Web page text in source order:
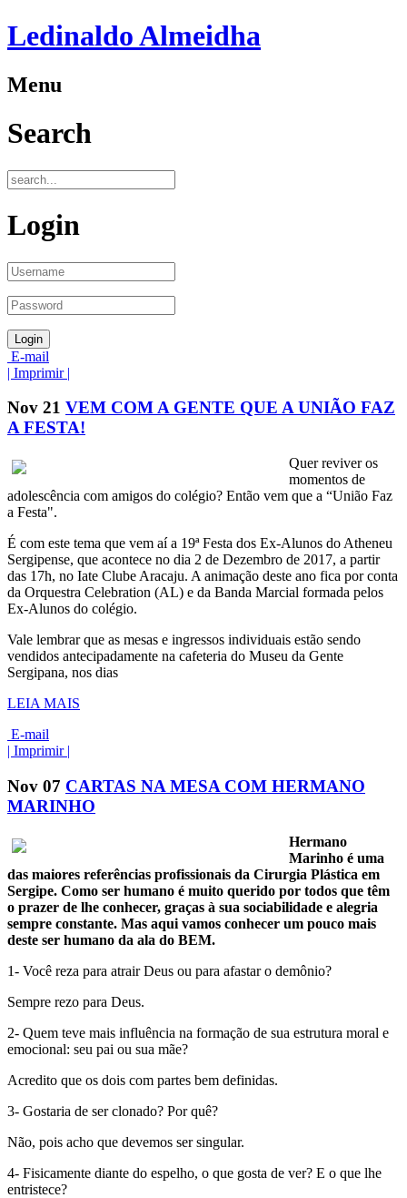
Ledinaldo Almeidha
Menu
Search
Login
E-mail
| Imprimir |
Nov 21 VEM COM A GENTE QUE A UNIÃO FAZ
A FESTA!
Quer reviver os
momentos de
adolescência com amigos do colégio? Então vem que a “União Faz
a Festa".
É com este tema que vem aí a 19ª Festa dos Ex-Alunos do Atheneu
Sergipense, que acontece no dia 2 de Dezembro de 2017, a partir
das 17h, no Iate Clube Aracaju. A animação deste ano fica por conta
da Orquestra Celebration (AL) e da Banda Marcial formada pelos
Ex-Alunos do colégio.
Vale lembrar que as mesas e ingressos individuais estão sendo
vendidos antecipadamente na cafeteria do Museu da Gente
Sergipana, nos dias
LEIA MAIS
E-mail
| Imprimir |
Nov 07 CARTAS NA MESA COM HERMANO
MARINHO
Hermano
Marinho é uma
das maiores referências profissionais da Cirurgia Plástica em
Sergipe. Como ser humano é muito querido por todos que têm
o prazer de lhe conhecer, graças à sua sociabilidade e alegria
sempre constante. Mas aqui vamos conhecer um pouco mais
deste ser humano da ala do BEM.
1- Você reza para atrair Deus ou para afastar o demônio?
Sempre rezo para Deus.
2- Quem teve mais influência na formação de sua estrutura moral e
emocional: seu pai ou sua mãe?
Acredito que os dois com partes bem definidas.
3- Gostaria de ser clonado? Por quê?
Não, pois acho que devemos ser singular.
4- Fisicamente diante do espelho, o que gosta de ver? E o que lhe
entristece?